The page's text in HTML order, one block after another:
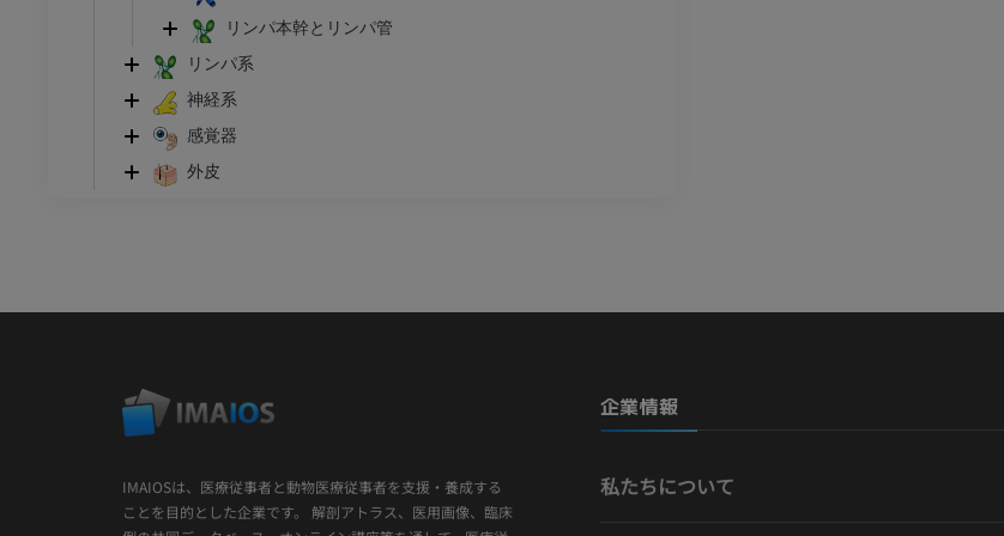
リンパ本幹とリンパ管
リンパ系
神経系
感覚器
外皮
IMAIOSは、医療従事者と動物医療従事者を支援・養成する
ことを目的とした企業です。 解剖アトラス、医用画像、臨床
企業情報
私たちについて